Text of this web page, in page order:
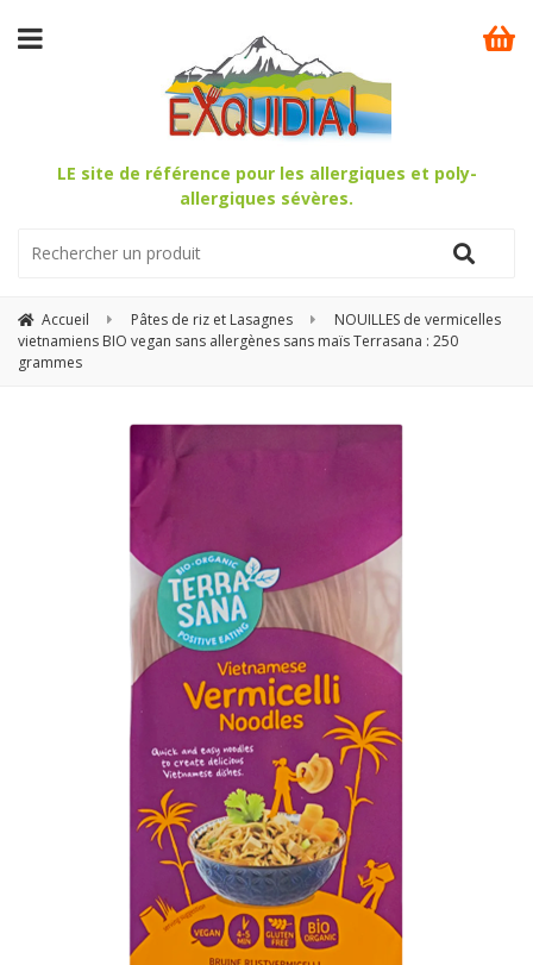
LE site de référence pour les allergiques et poly-
allergiques sévères.
Accueil Pâtes de riz et Lasagnes
NOUILLES de vermicelles
vietnamiens BIO vegan sans allergènes sans maïs Terrasana : 250
grammes